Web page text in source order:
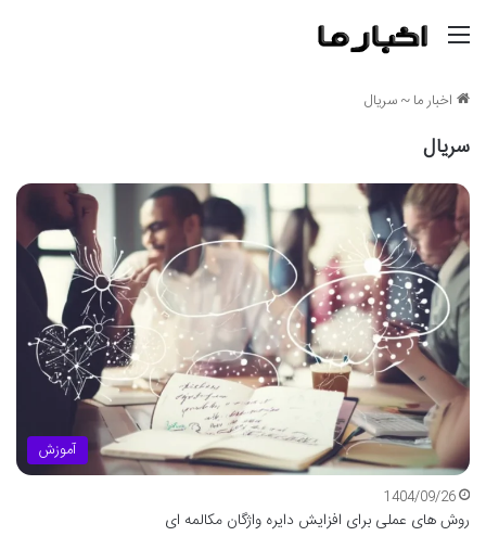
اخبار ما~سریال
سریال
آموزش
1404/09/26
روش های عملی برای افزایش دایره واژگان مکالمه ای